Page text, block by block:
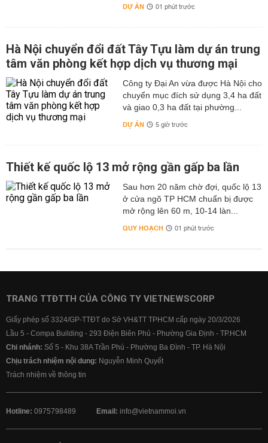
DỰ ÁN 01 phút trước
Hà Nội chuyển đổi đất Tây Tựu làm dự án trung
tâm văn phòng kết hợp dịch vụ thương mại
Công ty Đại An vừa được Hà Nội cho
chuyển mục đích sử dụng 3,4 ha đất
và giao 0,3 ha đất tại phường...
DỰ ÁN 5 giờ trước
Thiết kế quốc lộ 13 mở rộng gần gấp ba lần
Sau hơn 20 năm chờ đợi, quốc lộ 13
ở cửa ngõ TP HCM chuẩn bị được
mở rộng lên 60 m, 10-14 làn...
QUY HOẠCH 01 phút trước
TRANG TTĐTTH CỦA CÔNG TY VIETNEWSCORP
Giấy phép số 3324/GP-TTĐT do Sở VH&TT TPHCM cấp ngày 20/3/2026
Lầu 5 - Compa Building - 293 Điện Biên Phủ - Phường Gia Định - TP.HCM
Chi nhánh: Số 5 - Khu 38A Trần Phú - Phường Ba Đình - TP. Hà Nội
Chịu trách nhiệm nội dung: Nguyễn Minh Quyết
Trách nhiệm về thông tin
Hotline: 0975798489 Email: info@vietnammoi.vn